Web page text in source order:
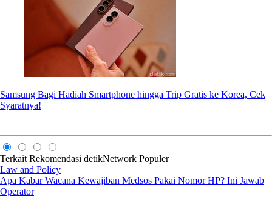
Samsung Bagi Hadiah Smartphone hingga Trip Gratis ke Korea, Cek
Syaratnya!
Terkait Rekomendasi detikNetwork Populer
Law and Policy
Apa Kabar Wacana Kewajiban Medsos Pakai Nomor HP? Ini Jawab
Operator